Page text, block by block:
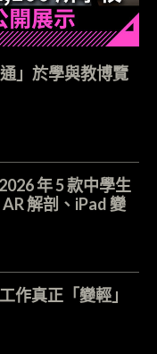
」於學與教博覽
年 5 款中學生
解剖、iPad 變
作真正「變輕」